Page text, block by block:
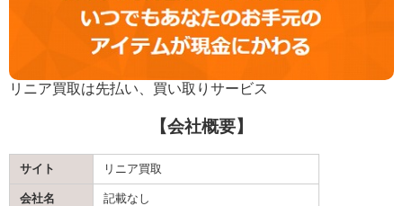
リニア買取は先払い、買い取りサービス
【会社概要】
サイト リニア買取
会社名 記載なし